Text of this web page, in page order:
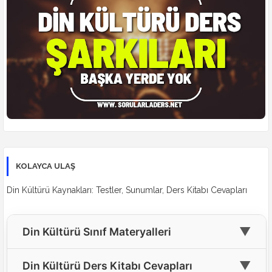
KOLAYCA ULAŞ
Din Kültürü Kaynakları: Testler, Sunumlar, Ders Kitabı Cevapları
Din Kültürü Sınıf Materyalleri ▼
🎓 4. Sınıf Din Kültürü Materyalleri
Din Kültürü Ders Kitabı Cevapları ▼